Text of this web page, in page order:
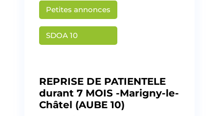
Petites annonces
SDOA 10
REPRISE DE PATIENTELE
durant 7 MOIS -Marigny-le-
Châtel (AUBE 10)